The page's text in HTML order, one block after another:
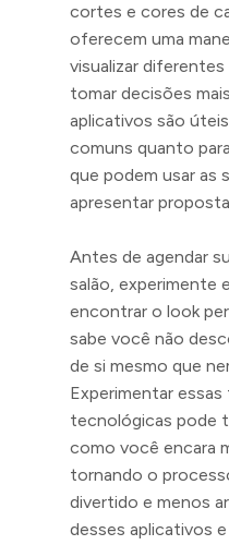
cortes e cores de
oferecem uma
visualizar
tomar decisões
aplicativos são
comuns quanto
que podem usar as
apresentar
Antes de agendar
salão, experimente
encontrar o look
sabe você não
de si mesmo que
Experimentar
tecnológicas pode
como você encara
tornando o
divertido e menos
desses aplicativos